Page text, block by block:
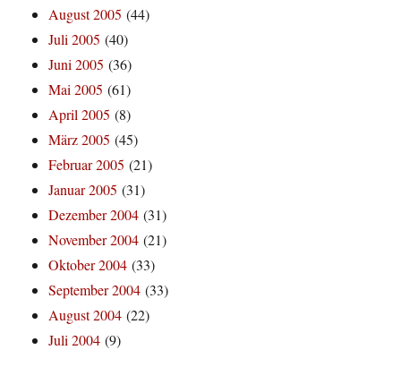
August 2005 (44)
Juli 2005 (40)
Juni 2005 (36)
Mai 2005 (61)
April 2005 (8)
März 2005 (45)
Februar 2005 (21)
Januar 2005 (31)
Dezember 2004 (31)
November 2004 (21)
Oktober 2004 (33)
September 2004 (33)
August 2004 (22)
Juli 2004 (9)